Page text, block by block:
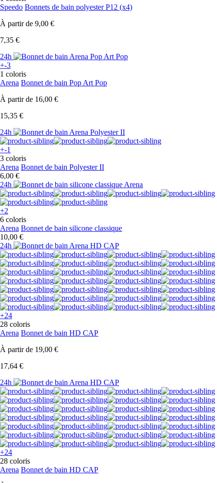
Speedo Bonnets de bain polyester P12 (x4)
À partir de 9,00 €
7,35 €
24h
+-3
1 coloris
Arena Bonnet de bain Pop Art Pop
À partir de 16,00 €
15,35 €
24h
+-1
3 coloris
Arena Bonnet de bain Polyester II
6,00 €
24h
+2
6 coloris
Arena Bonnet de bain silicone classique
10,00 €
24h
+24
28 coloris
Arena Bonnet de bain HD CAP
À partir de 19,00 €
17,64 €
24h
+24
28 coloris
Arena Bonnet de bain HD CAP